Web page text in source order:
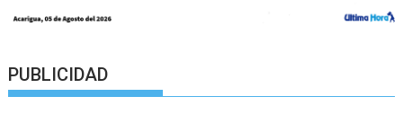
PUBLICIDAD